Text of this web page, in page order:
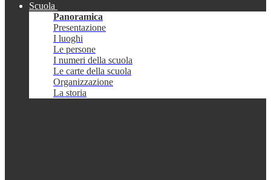
Scuola
Panoramica
Presentazione
I luoghi
Le persone
I numeri della scuola
Le carte della scuola
Organizzazione
La storia